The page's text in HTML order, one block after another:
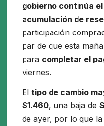
gobierno continúa
acumulación de
participación
par de que esta
para completar el
viernes.
El tipo de cambio
$1.460, una baja de
de ayer, por lo que